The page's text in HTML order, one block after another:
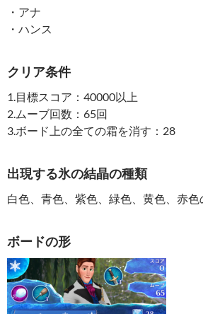
・アナ
・ハンス
クリア条件
1.目標スコア：40000以上
2.ムーブ回数：65回
3.ボード上の全ての霜を消す：28
出現する氷の結晶の種類
白色、青色、紫色、緑色、黄色、赤色
ボードの形